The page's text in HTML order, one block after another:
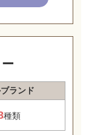
ランド
種類